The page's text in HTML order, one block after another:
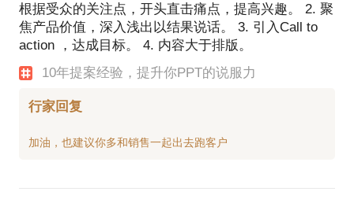
5. CCPV：听说你还组织了一个叫#群殴PPT#的项
目？
邓稳：是的，这是我和秋叶（国内PPT领域的大佬之
式，每周出一页PPT的原始案例，邀请大家来进行修
一是简单，参与者只需要改一页PPT，门槛低；二来
根据受众的关注点，开头直击痛点，提高兴趣。 2. 聚
焦产品价值，深入浅出以结果说话。 3. 引入Call to
action ，达成目标。 4. 内容大于排版。
10年提案经验，提升你PPT的说服力
行家回复